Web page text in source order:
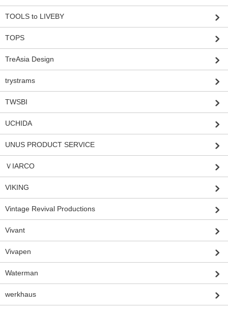
TOOLS to LIVEBY
TOPS
TreAsia Design
trystrams
TWSBI
UCHIDA
UNUS PRODUCT SERVICE
ＶIARCO
VIKING
Vintage Revival Productions
Vivant
Vivapen
Waterman
werkhaus